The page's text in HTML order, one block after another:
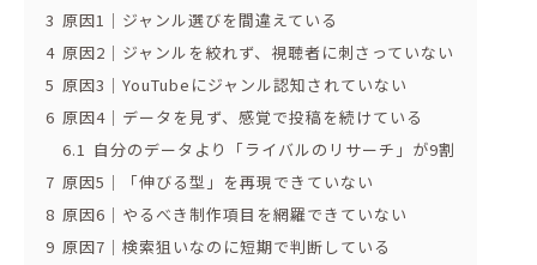
3 原因1｜ジャンル選びを間違えている
4 原因2｜ジャンルを絞れず、視聴者に刺さっていない
5 原因3｜YouTubeにジャンル認知されていない
6 原因4｜データを見ず、感覚で投稿を続けている
6.1 自分のデータより「ライバルのリサーチ」が9割
7 原因5｜「伸びる型」を再現できていない
8 原因6｜やるべき制作項目を網羅できていない
9 原因7｜検索狙いなのに短期で判断している